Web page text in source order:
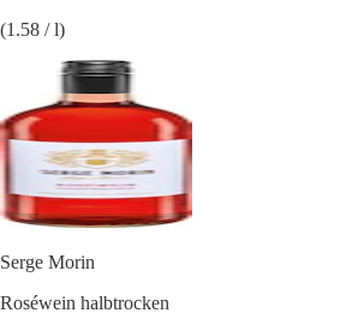
(1.58 / l)
Serge Morin
Roséwein halbtrocken